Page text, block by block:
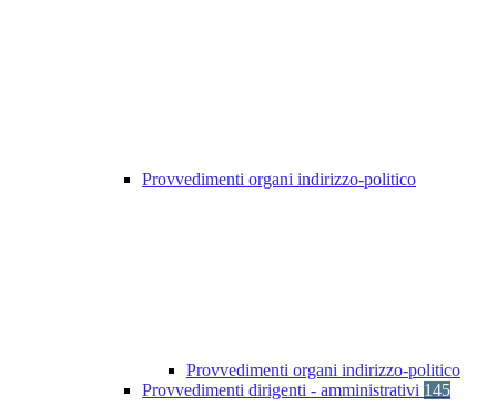
Provvedimenti organi indirizzo-politico
Provvedimenti organi indirizzo-politico
Provvedimenti dirigenti - amministrativi 145